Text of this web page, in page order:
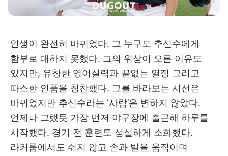
인생이 완전히 바뀌었다. 그 누구도 추신수에게
함부로 대하지 못했다. 그의 위상이 오른 이유도
있지만, 유창한 영어실력과 끝없는 열정 그리고
따스한 인품을 칭찬했다. 그를 바라보는 시선은
바뀌었지만 추신수라는 ‘사람’은 변하지 않았다.
언제나 그랬듯 가장 먼저 야구장에 출근해 하루를
시작했다. 경기 전 훈련도 성실하게 소화했다.
라커룸에서도 쉬지 않고 손과 발을 움직이며